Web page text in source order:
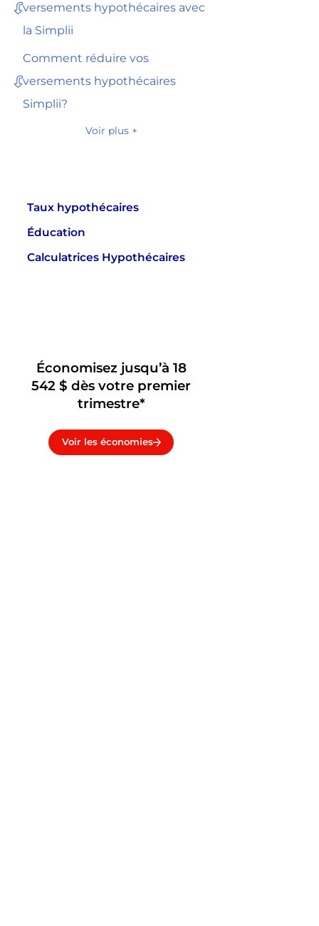
versements hypothécaires avec
la Simplii
Comment réduire vos
versements hypothécaires
Simplii?
Voir plus +
Taux hypothécaires
Éducation
Calculatrices Hypothécaires
Économisez jusqu’à 18
542 $ dès votre premier
trimestre*
Voir les économies